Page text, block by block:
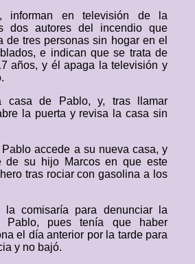
informan en televisión de la
dos autores del incendio que
de tres personas sin hogar en el
e indican que se trata de
años, y él apaga la televisión y
casa de Pablo, y, tras llamar
la puerta y revisa la casa sin
accede a su nueva casa, y
de su hijo Marcos en que este
tras rociar con gasolina a los
la comisaría para denunciar la
Pablo, pues tenía que haber
el día anterior por la tarde para
y no bajó.